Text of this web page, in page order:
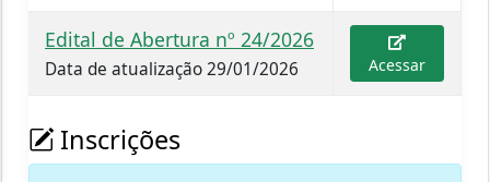
Edital de Abertura nº 24/2026
Data de atualização 29/01/2026 Acessar
Inscrições